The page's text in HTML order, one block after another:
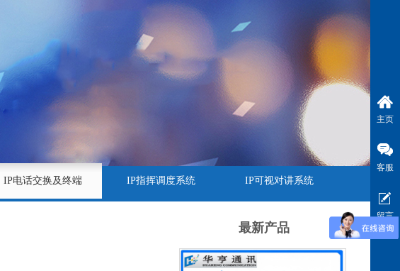
IP电话交换及终端 IP指挥调度系统 IP可视对讲系统
最新产品
主页
客服
留言